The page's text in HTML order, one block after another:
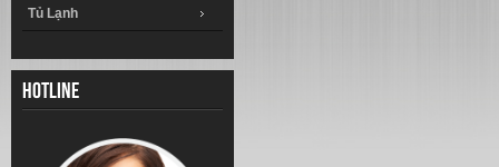
Tủ Lạnh
Hotline